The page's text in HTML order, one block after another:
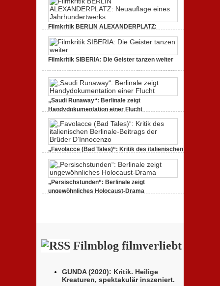
Filmkritik BERLIN ALEXANDERPLATZ:
Neuauflage eines Jahrhundertwerks
1. März 2020,
ALEXANDERPLATZ: Neuauflage eines
Jahrhundertwerks
Filmkritik SIBERIA: Die Geister tanzen weiter
1. März 2020,Keine Kommentarezu Filmkritik SIBERIA:
Die Geister tanzen weiter
„Saudi Runaway“: Berlinale zeigt
Handydokumentation einer Flucht
27. Februar 2020, Keine Kommentarezu „Saudi
Runaway“: Berlinale zeigt Handydokumentation einer
Flucht
„Favolacce (Bad Tales)“: Kritik des italienischen
Berlinale-Beitrags der Brüder D’Innocenzo
25. Februar 2020,Keine Kommentarezu „Favolacce
(Bad Tales)“: Kritik des italienischen Berlinale-Beitrags
der Brüder D’Innocenzo
„Persischstunden“: Berlinale zeigt
ungewöhnliches Holocaust-Drama
Filmblog filmverliebt
GUNDA (2020): Kritik. Heilige
Kreaturen, spektakulär inszeniert.